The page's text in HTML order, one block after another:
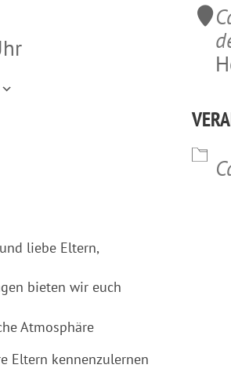
Google Kalender
liebe Eltern,
bieten wir euch
Atmosphäre
Eltern kennenzulernen